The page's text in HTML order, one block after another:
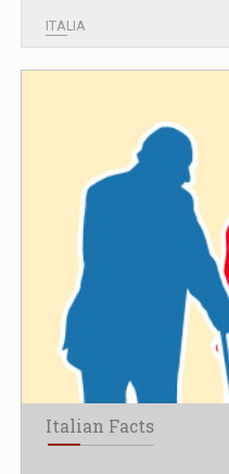
ITALIA
Italian Facts